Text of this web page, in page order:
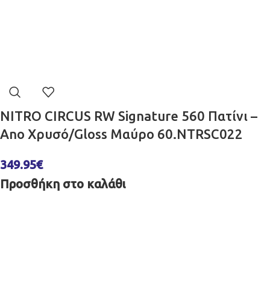
NITRO CIRCUS RW Signature 560 Πατίνι –
Ano Χρυσό/Gloss Μαύρο 60.NTRSC022
349.95€
Προσθήκη στο καλάθι